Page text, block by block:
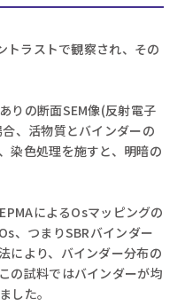
トラストで観察され、その
りの断面SEM像(反射電子
、活物質とバインダーの
染色処理を施すと、明暗の
によるOsマッピングの
、つまりSBRバインダー
により、バインダー分布の
の試料ではバインダーが均
した。